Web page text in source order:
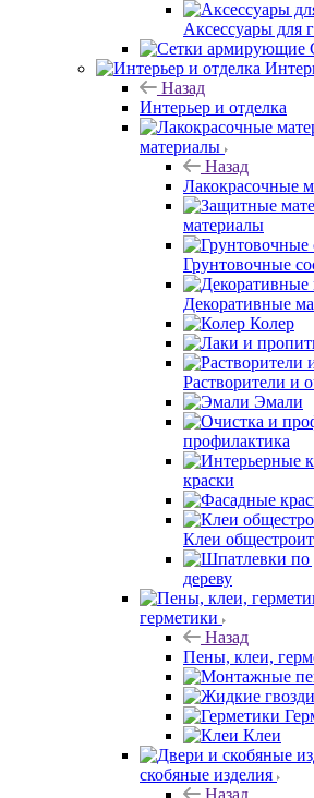
Аксессуары для
Назад
Интерьер и отделка
материалы
Назад
Лакокрасочные
материалы
Грунтовочные
Декоративные
Колер
Растворители и
Эмали
профилактика
краски
Клеи
дереву
герметики
Назад
Пены, клеи,
Клеи
скобяные изделия
Назад